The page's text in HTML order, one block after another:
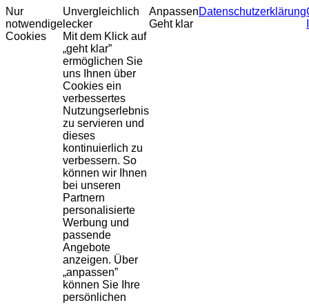
Nur
notwendige
Cookies
Unvergleichlich
lecker
Mit dem Klick auf
„geht klar”
ermöglichen Sie
uns Ihnen über
Cookies ein
verbessertes
Nutzungserlebnis
zu servieren und
dieses
kontinuierlich zu
verbessern. So
können wir Ihnen
bei unseren
Partnern
personalisierte
Werbung und
passende
Angebote
anzeigen. Über
„anpassen”
können Sie Ihre
persönlichen
Anpassen
Geht klar
Datenschutzerklärung